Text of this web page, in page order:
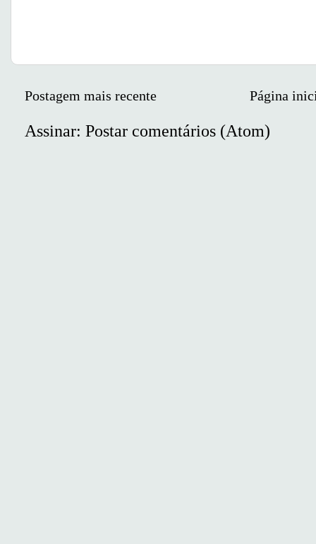
Postagem mais recente Página
Assinar: Postar comentários (Atom)